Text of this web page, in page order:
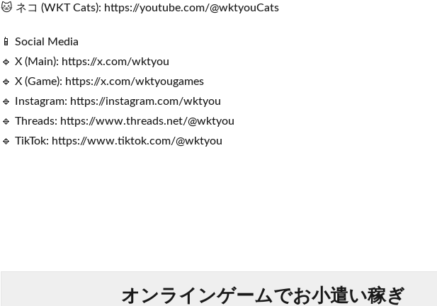
🐱 ネコ (WKT Cats): https://youtube.com/@wktyouCats
📱 Social Media
🔹 X (Main): https://x.com/wktyou
🔹 X (Game): https://x.com/wktyougames
🔹 Instagram: https://instagram.com/wktyou
🔹 Threads: https://www.threads.net/@wktyou
🔹 TikTok: https://www.tiktok.com/@wktyou
オンラインゲームでお小遣い稼ぎ